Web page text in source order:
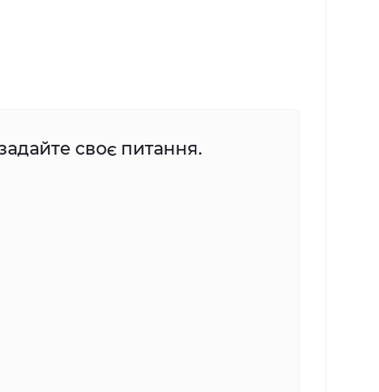
своє питання.